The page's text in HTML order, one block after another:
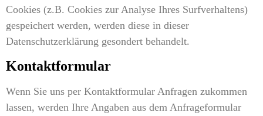
Cookies (z.B. Cookies zur Analyse Ihres Surfverhaltens)
gespeichert werden, werden diese in dieser
Datenschutzerklärung gesondert behandelt.
Kontaktformular
Wenn Sie uns per Kontaktformular Anfragen zukommen
lassen, werden Ihre Angaben aus dem Anfrageformular